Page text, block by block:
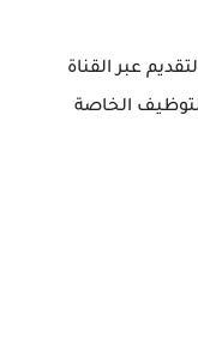
عبر القناة
الخاصة